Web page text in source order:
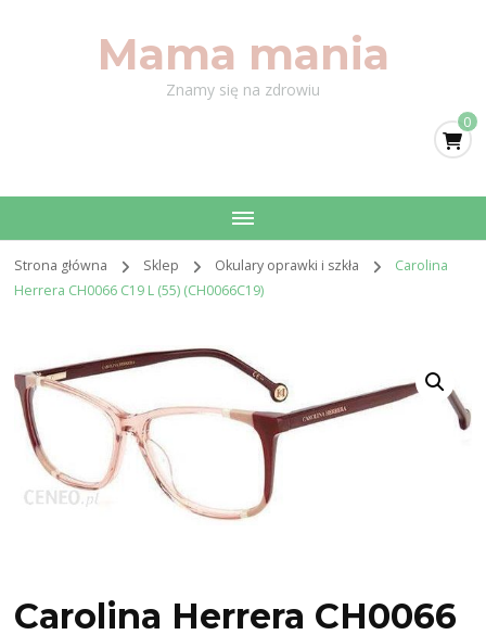
Mama mania
Znamy się na zdrowiu
0
Strona główna Sklep Okulary oprawki i szkła
Carolina
Herrera CH0066 C19 L (55) (CH0066C19)
Carolina Herrera CH0066